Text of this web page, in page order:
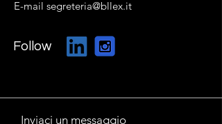
E-mail segreteria@bllex.it
Follow
Inviaci un messaggio